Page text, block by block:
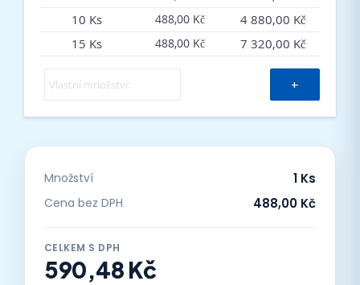
10 Ks
488,00 Kč
4 880,00 Kč
15 Ks
488,00 Kč 7 320,00 Kč
+
Množství 1 Ks
Cena bez DPH 488,00 Kč
CELKEM S DPH
590,48 Kč